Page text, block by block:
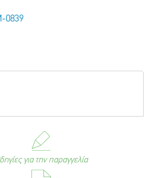
0839
για την παραγγελία